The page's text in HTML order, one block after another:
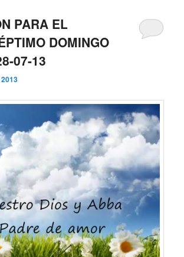
PARA EL
DOMINGO
07-13